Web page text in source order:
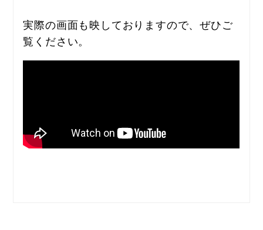
実際の画面も映しておりますので、ぜひご
覧ください。